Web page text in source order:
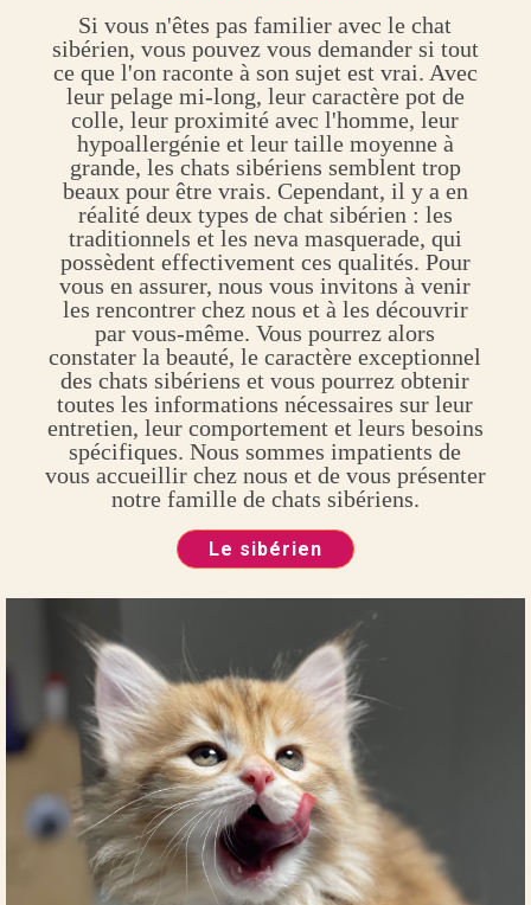
Si vous n'êtes pas familier avec le chat
sibérien, vous pouvez vous demander si tout
ce que l'on raconte à son sujet est vrai. Avec
leur pelage mi-long, leur caractère pot de
colle, leur proximité avec l'homme, leur
hypoallergénie et leur taille moyenne à
grande, les chats sibériens semblent trop
beaux pour être vrais. Cependant, il y a en
réalité deux types de chat sibérien : les
traditionnels et les neva masquerade, qui
possèdent effectivement ces qualités. Pour
vous en assurer, nous vous invitons à venir
les rencontrer chez nous et à les découvrir
par vous-même. Vous pourrez alors
constater la beauté, le caractère exceptionnel
des chats sibériens et vous pourrez obtenir
toutes les informations nécessaires sur leur
entretien, leur comportement et leurs besoins
spécifiques. Nous sommes impatients de
vous accueillir chez nous et de vous présenter
notre famille de chats sibériens.
Le sibérien